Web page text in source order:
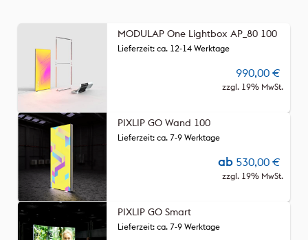
MODULAP One Lightbox AP_80 100
Lieferzeit: ca. 12-14 Werktage
990,00 €
zzgl. 19% MwSt.
PIXLIP GO Wand 100
ab 530,00 €
zzgl. 19% MwSt.
Lieferzeit: ca. 7-9 Werktage
PIXLIP GO Smart
Lieferzeit: ca. 7-9 Werktage